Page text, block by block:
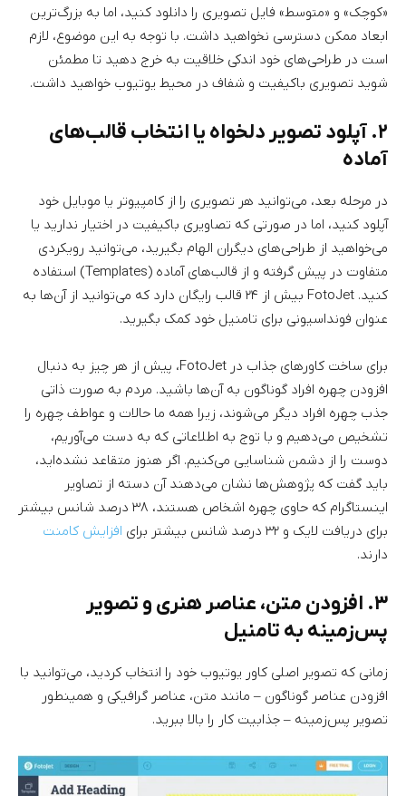
«کوچک» و «متوسط» فایل تصویری را دانلود کنید، اما به بزرگ‌ترین
ابعاد ممکن دسترسی نخواهید داشت. با توجه به این موضوع، لازم
است در طراحی‌های خود اندکی خلاقیت به خرج دهید تا مطمئن
شوید تصویری باکیفیت و شفاف در محیط یوتیوب خواهید داشت.
۲. آپلود تصویر دلخواه یا انتخاب قالب‌های
آماده
در مرحله بعد، می‌توانید هر تصویری را از کامپیوتر یا موبایل خود
آپلود کنید، اما در صورتی که تصاویری باکیفیت در اختیار ندارید یا
می‌خواهید از طراحی‌های دیگران الهام بگیرید، می‌توانید رویکردی
متفاوت در پیش گرفته و از قالب‌های آماده (Templates) استفاده
کنید. FotoJet بیش از ۲۴ قالب رایگان دارد که می‌توانید از آن‌ها به
عنوان فونداسیونی برای تامنیل خود کمک بگیرید.
برای ساخت کاورهای جذاب در FotoJet، پیش از هر چیز به دنبال
افزودن چهره افراد گوناگون به آن‌ها باشید. مردم به صورت ذاتی
جذب چهره افراد دیگر می‌شوند، زیرا همه ما حالات و عواطف چهره را
تشخیص می‌دهیم و با توج به اطلاعاتی که به دست می‌آوریم،
دوست‌ را از دشمن شناسایی می‌کنیم. اگر هنوز متقاعد نشده‌اید،
باید گفت که پژوهش‌ها نشان می‌دهند آن دسته از تصاویر
اینستاگرام که حاوی چهره اشخاص هستند، ۳۸ درصد شانس بیشتر
برای دریافت لایک و ۳۲ درصد شانس بیشتر برای
افزایش کامنت
دارند.
۳. افزودن متن، عناصر هنری و تصویر
پس‌زمینه به تامنیل
زمانی که تصویر اصلی کاور یوتیوب خود را انتخاب کردید، می‌توانید با
افزودن عناصر گوناگون – مانند متن، عناصر گرافیکی و همینطور
تصویر پس‌زمینه – جذابیت کار را بالا ببرید.